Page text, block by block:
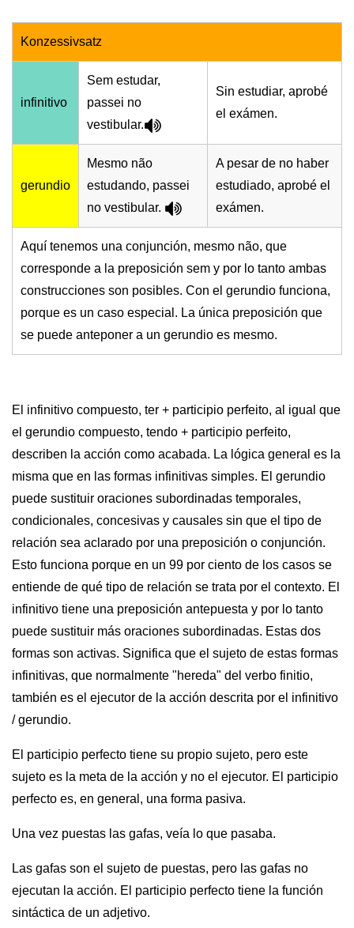
Konzessivsatz
infinitivo
Sem estudar,
passei no
vestibular.
Sin estudiar, aprobé
el exámen.
gerundio
Mesmo não
estudando, passei
no vestibular.
A pesar de no haber
estudiado, aprobé el
exámen.
Aquí tenemos una conjunción, mesmo não, que
corresponde a la preposición sem y por lo tanto ambas
construcciones son posibles. Con el gerundio funciona,
porque es un caso especial. La única preposición que
se puede anteponer a un gerundio es mesmo.
El infinitivo compuesto, ter + participio perfeito, al igual que
el gerundio compuesto, tendo + participio perfeito,
describen la acción como acabada. La lógica general es la
misma que en las formas infinitivas simples. El gerundio
puede sustituir oraciones subordinadas temporales,
condicionales, concesivas y causales sin que el tipo de
relación sea aclarado por una preposición o conjunción.
Esto funciona porque en un 99 por ciento de los casos se
entiende de qué tipo de relación se trata por el contexto. El
infinitivo tiene una preposición antepuesta y por lo tanto
puede sustituir más oraciones subordinadas. Estas dos
formas son activas. Significa que el sujeto de estas formas
infinitivas, que normalmente "hereda" del verbo finitio,
también es el ejecutor de la acción descrita por el infinitivo
/ gerundio.
El participio perfecto tiene su propio sujeto, pero este
sujeto es la meta de la acción y no el ejecutor. El participio
perfecto es, en general, una forma pasiva.
Una vez puestas las gafas, veía lo que pasaba.
Las gafas son el sujeto de puestas, pero las gafas no
ejecutan la acción. El participio perfecto tiene la función
sintáctica de un adjetivo.